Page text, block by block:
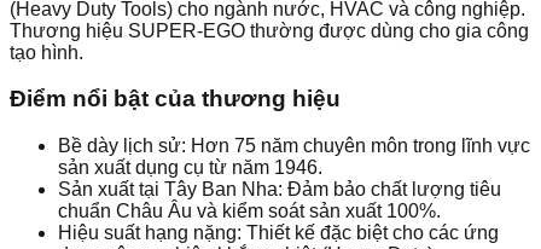
(Heavy Duty Tools) cho ngành nước, HVAC và công nghiệp.
Thương hiệu SUPER-EGO thường được dùng cho gia công
tạo hình.
Điểm nổi bật của thương hiệu
Bề dày lịch sử: Hơn 75 năm chuyên môn trong lĩnh vực
sản xuất dụng cụ từ năm 1946.
Sản xuất tại Tây Ban Nha: Đảm bảo chất lượng tiêu
chuẩn Châu Âu và kiểm soát sản xuất 100%.
Hiệu suất hạng nặng: Thiết kế đặc biệt cho các ứng